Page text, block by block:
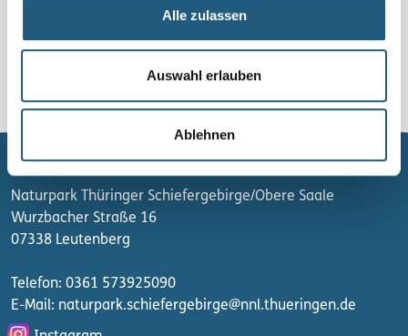
Alle zulassen
Auswahl erlauben
Ablehnen
Werkstätten Altengesees, Altengesees 29, 07368
Naturpark Thüringer Schiefergebirge/Obere Saale
Wurzbacher Straße 16
07338 Leutenberg
Telefon: 0361 573925090
E-Mail: naturpark.schiefergebirge@nnl.thueringen.de